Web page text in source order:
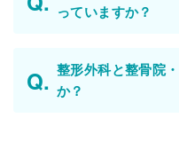
っていますか？
整形外科と整骨院
か？